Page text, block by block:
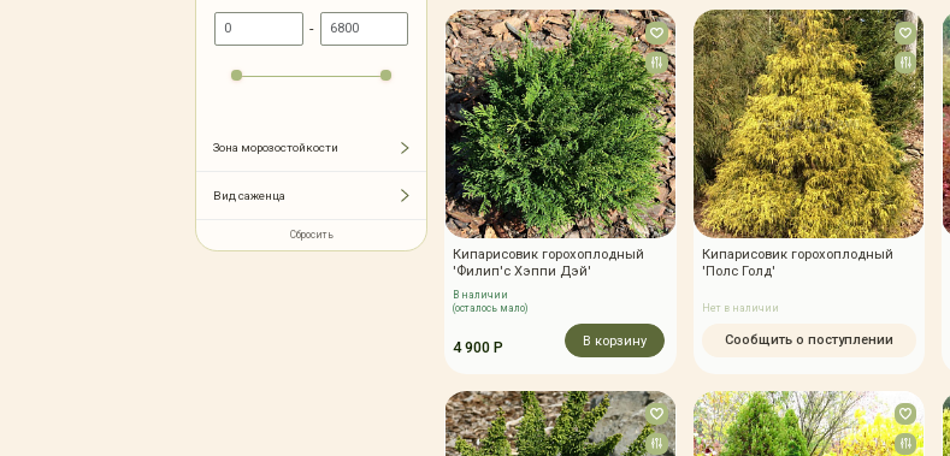
Экостория
Товары для сада
Грунты, удобрения, отсыпка
Консультации специалистов
Полезная литература
Системы скидок, программы
Оплата
Гарантии
Автополив
-
Зона морозостойкости
Вид саженца
Сбросить
Кипарисовик горохоплодный
'Филип'с Хэппи Дэй'
В наличии
(осталось мало)
4 900 Р В корзину
Кипарисовик горохоплодный
'Полс Голд'
Нет в наличии
Сообщить о поступлении